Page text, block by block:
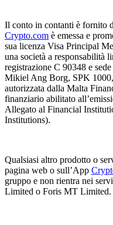
Il conto in contanti è fornito
Crypto.com è emessa e
sua licenza Visa Principal
una società a responsabilità
registrazione C 90348 e
Mikiel Ang Borg, SPK
autorizzata dalla Malta
finanziario abilitato
Allegato al Financial
Institutions).
Qualsiasi altro prodotto o
pagina web o sull’App
gruppo e non rientra nei
Limited o Foris MT Limited.